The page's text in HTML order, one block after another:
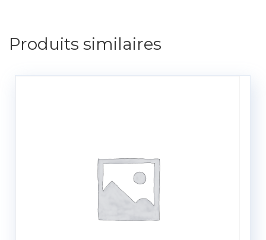
Produits similaires